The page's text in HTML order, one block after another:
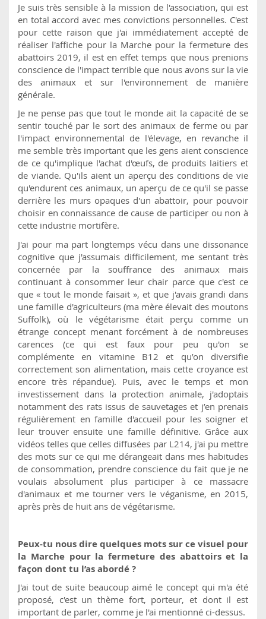
Je suis très sensible à la mission de l'association, qui est
en total accord avec mes convictions personnelles. C'est
pour cette raison que j'ai immédiatement accepté de
réaliser l'affiche pour la Marche pour la fermeture des
abattoirs 2019, il est en effet temps que nous prenions
conscience de l'impact terrible que nous avons sur la vie
des animaux et sur l'environnement de manière
générale.
Je ne pense pas que tout le monde ait la capacité de se
sentir touché par le sort des animaux de ferme ou par
l'impact environnemental de l'élevage, en revanche il
me semble très important que les gens aient conscience
de ce qu'implique l'achat d'œufs, de produits laitiers et
de viande. Qu'ils aient un aperçu des conditions de vie
qu'endurent ces animaux, un aperçu de ce qu'il se passe
derrière les murs opaques d'un abattoir, pour pouvoir
choisir en connaissance de cause de participer ou non à
cette industrie mortifère.
J'ai pour ma part longtemps vécu dans une dissonance
cognitive que j'assumais difficilement, me sentant très
concernée par la souffrance des animaux mais
continuant à consommer leur chair parce que c'est ce
que « tout le monde faisait », et que j'avais grandi dans
une famille d'agriculteurs (ma mère élevait des moutons
Suffolk), où le végétarisme était perçu comme un
étrange concept menant forcément à de nombreuses
carences (ce qui est faux pour peu qu'on se
complémente en vitamine B12 et qu’on diversifie
correctement son alimentation, mais cette croyance est
encore très répandue). Puis, avec le temps et mon
investissement dans la protection animale, j'adoptais
notamment des rats issus de sauvetages et j’en prenais
régulièrement en famille d'accueil pour les soigner et
leur trouver ensuite une famille définitive. Grâce aux
vidéos telles que celles diffusées par L214, j'ai pu mettre
des mots sur ce qui me dérangeait dans mes habitudes
de consommation, prendre conscience du fait que je ne
voulais absolument plus participer à ce massacre
d'animaux et me tourner vers le véganisme, en 2015,
après près de huit ans de végétarisme.
Peux-tu nous dire quelques mots sur ce visuel pour
la Marche pour la fermeture des abattoirs et la
façon dont tu l’as abordé ?
J'ai tout de suite beaucoup aimé le concept qui m'a été
proposé, c'est un thème fort, porteur, et dont il est
important de parler, comme je l'ai mentionné ci-dessus.